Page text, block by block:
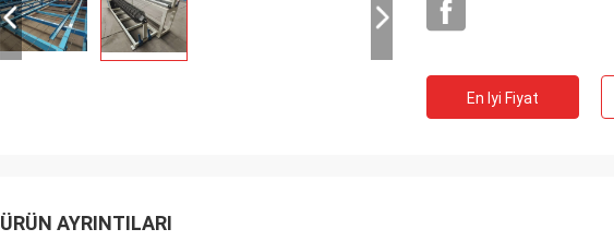
En Iyi Fiyat
ÜRÜN AYRINTILARI